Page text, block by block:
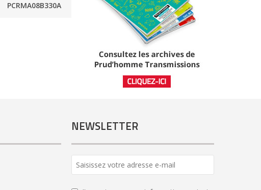
PCRMA08B330A
NEWSLETTER
Email *